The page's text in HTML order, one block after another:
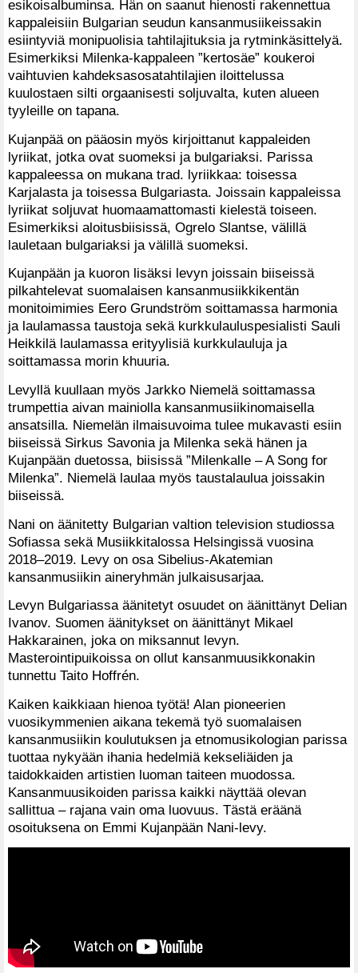
esikoisalbuminsa. Hän on saanut hienosti rakennettua
kappaleisiin Bulgarian seudun kansanmusiikeissakin
esiintyviä monipuolisia tahtilajituksia ja rytminkäsittelyä.
Esimerkiksi Milenka-kappaleen ”kertosäe” koukeroi
vaihtuvien kahdeksasosatahtilajien iloittelussa
kuulostaen silti orgaanisesti soljuvalta, kuten alueen
tyyleille on tapana.
Kujanpää on pääosin myös kirjoittanut kappaleiden
lyriikat, jotka ovat suomeksi ja bulgariaksi. Parissa
kappaleessa on mukana trad. lyriikkaa: toisessa
Karjalasta ja toisessa Bulgariasta. Joissain kappaleissa
lyriikat soljuvat huomaamattomasti kielestä toiseen.
Esimerkiksi aloitusbiisissä, Ogrelo Slantse, välillä
lauletaan bulgariaksi ja välillä suomeksi.
Kujanpään ja kuoron lisäksi levyn joissain biiseissä
pilkahtelevat suomalaisen kansanmusiikkikentän
monitoimimies Eero Grundström soittamassa harmonia
ja laulamassa taustoja sekä kurkkulauluspesialisti Sauli
Heikkilä laulamassa erityylisiä kurkkulauluja ja
soittamassa morin khuuria.
Levyllä kuullaan myös Jarkko Niemelä soittamassa
trumpettia aivan mainiolla kansanmusiikinomaisella
ansatsilla. Niemelän ilmaisuvoima tulee mukavasti esiin
biiseissä Sirkus Savonia ja Milenka sekä hänen ja
Kujanpään duetossa, biisissä ”Milenkalle – A Song for
Milenka”. Niemelä laulaa myös taustalaulua joissakin
biiseissä.
Nani on äänitetty Bulgarian valtion television studiossa
Sofiassa sekä Musiikkitalossa Helsingissä vuosina
2018–2019. Levy on osa Sibelius-Akatemian
kansanmusiikin aineryhmän julkaisusarjaa.
Levyn Bulgariassa äänitetyt osuudet on äänittänyt Delian
Ivanov. Suomen äänitykset on äänittänyt Mikael
Hakkarainen, joka on miksannut levyn.
Masterointipuikoissa on ollut kansanmuusikkonakin
tunnettu Taito Hoffrén.
Kaiken kaikkiaan hienoa työtä! Alan pioneerien
vuosikymmenien aikana tekemä työ suomalaisen
kansanmusiikin koulutuksen ja etnomusikologian parissa
tuottaa nykyään ihania hedelmiä kekseliäiden ja
taidokkaiden artistien luoman taiteen muodossa.
Kansanmuusikoiden parissa kaikki näyttää olevan
sallittua – rajana vain oma luovuus. Tästä eräänä
osoituksena on Emmi Kujanpään Nani-levy.